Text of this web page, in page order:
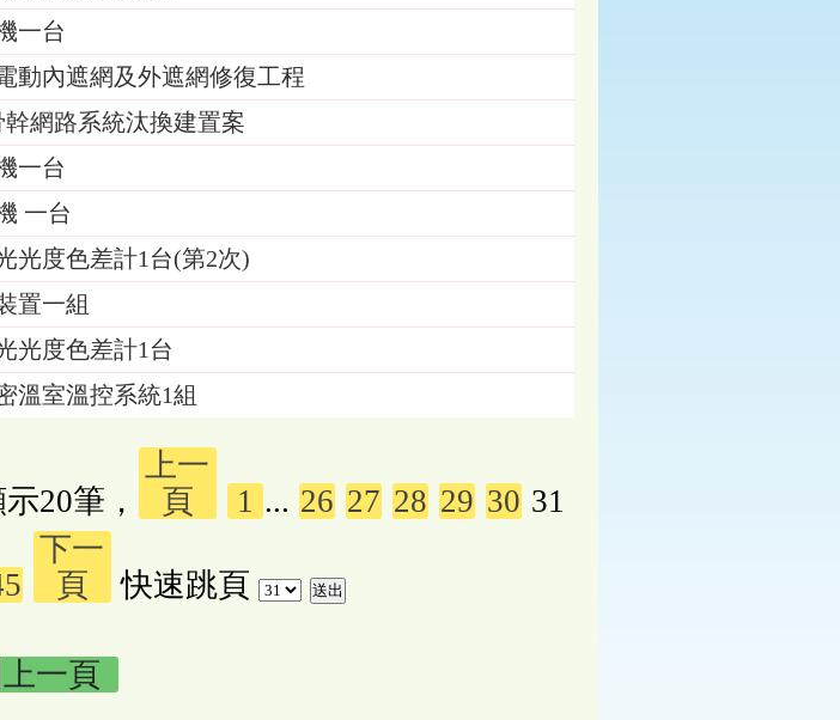
一台
動內遮網及外遮網修復工程
幹網路系統汰換建置案
一台
一台
光度色差計1台(第2次)
置一組
光度色差計1台
溫室溫控系統1組
20筆，
上一
頁
1 ... 26 27 28 29 30 31
下一
頁
快速跳頁
上一頁